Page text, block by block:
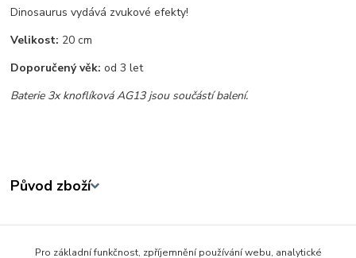
Dinosaurus vydává zvukové efekty!
Velikost: 20 cm
Doporučený věk: od 3 let
Baterie 3x knoflíková AG13 jsou součástí balení.
Původ zboží
Zboží zařazeno v kategoriích
Pro základní funkčnost, zpříjemnění používání webu, analytické